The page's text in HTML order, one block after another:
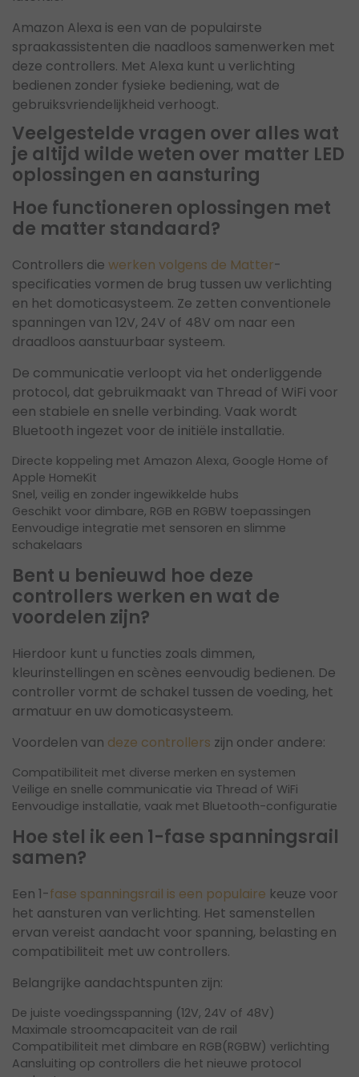
Amazon Alexa is een van de populairste
spraakassistenten die naadloos samenwerken met
deze controllers. Met Alexa kunt u verlichting
bedienen zonder fysieke bediening, wat de
gebruiksvriendelijkheid verhoogt.
Veelgestelde vragen over alles wat
je altijd wilde weten over matter LED
oplossingen en aansturing
Hoe functioneren oplossingen met
de matter standaard?
Controllers die werken volgens de Matter-
specificaties vormen de brug tussen uw verlichting
en het domoticasysteem. Ze zetten conventionele
spanningen van 12V, 24V of 48V om naar een
draadloos aanstuurbaar systeem.
De communicatie verloopt via het onderliggende
protocol, dat gebruikmaakt van Thread of WiFi voor
een stabiele en snelle verbinding. Vaak wordt
Bluetooth ingezet voor de initiële installatie.
Directe koppeling met Amazon Alexa, Google Home of
Apple HomeKit
Snel, veilig en zonder ingewikkelde hubs
Geschikt voor dimbare, RGB en RGBW toepassingen
Eenvoudige integratie met sensoren en slimme
schakelaars
Bent u benieuwd hoe deze
controllers werken en wat de
voordelen zijn?
Hierdoor kunt u functies zoals dimmen,
kleurinstellingen en scènes eenvoudig bedienen. De
controller vormt de schakel tussen de voeding, het
armatuur en uw domoticasysteem.
Voordelen van deze controllers zijn onder andere:
Compatibiliteit met diverse merken en systemen
Veilige en snelle communicatie via Thread of WiFi
Eenvoudige installatie, vaak met Bluetooth-configuratie
Hoe stel ik een 1-fase spanningsrail
samen?
Een 1-fase spanningsrail is een populaire keuze voor
het aansturen van verlichting. Het samenstellen
ervan vereist aandacht voor spanning, belasting en
compatibiliteit met uw controllers.
Belangrijke aandachtspunten zijn:
De juiste voedingsspanning (12V, 24V of 48V)
Maximale stroomcapaciteit van de rail
Compatibiliteit met dimbare en RGB(RGBW) verlichting
Aansluiting op controllers die het nieuwe protocol